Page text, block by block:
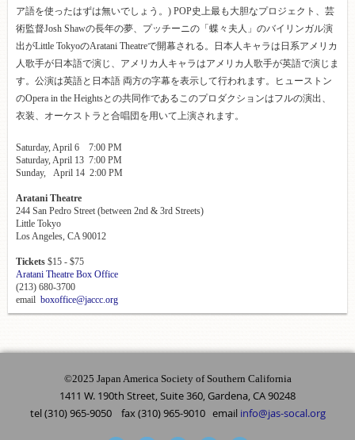
ア語を使ったはずは無いでしょう。) POP史上最も大胆なプロジェクト、芸
術監督Josh Shawの長年の夢、プッチーニの「蝶々夫人」のバイリンガル演
出がLittle TokyoのAratani Theatreで開幕される。日本人キャラは日系アメリカ
人歌手が日本語で演じ、アメリカ人キャラはアメリカ人歌手が英語で演じま
す。公演は英語と日本語 両方の字幕を表示して行われます。ヒューストン
のOpera in the Heightsとの共同作であるこのプロダクションはフルの演出、
衣装、オーケストラと合唱団を用いて上演されま す。
Saturday, April 6 7:00 PM
Saturday, April 13 7:00 PM
Sunday, April 14 2:00 PM
Aratani Theatre
244 San Pedro Street (between 2nd & 3rd Streets)
Little Tokyo
Los Angeles, CA 90012
Tickets $15 - $75
Aratani Theatre Box Office
(213) 680-3700
email boxoffice@jaccc.org
©2025 Japan America Society of Southern California
1411 W. 190th Street, Suite 360, Gardena, CA 90248
tel (310) 965-9050 fax (310) 965-9010 email info@jas-socal.org